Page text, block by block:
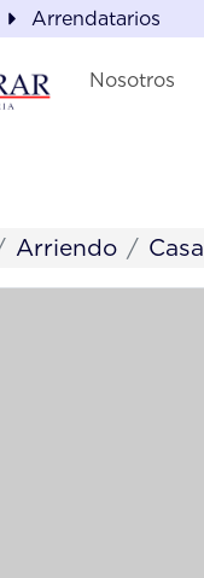
Arrendatarios
Nosotros
Arriendo